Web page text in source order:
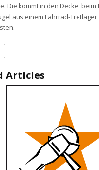
Die kommt in den Deckel beim
aus einem Fahrrad-
Articles